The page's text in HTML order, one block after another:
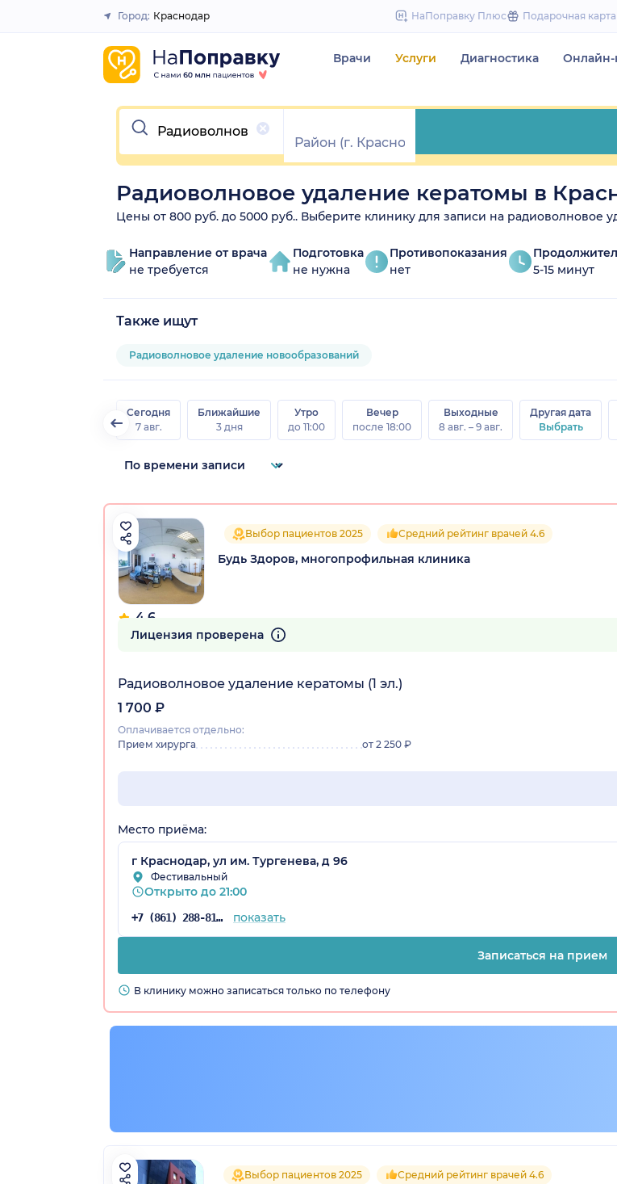
to
Закрыть
Город: Краснодар НаПоправку Плюс Подарочная карта
Врачи Услуги Диагностика Онлайн-
Очистить
Радиоволновое удаление кератомы в
Цены от 800 руб. до 5000 руб.. Выберите клинику для записи на радиоволновое
Направление от врача
не требуется
Подготовка
не нужна
Противопоказания
нет
5-15 минут
Также ищут
Радиоволновое удаление новообразований
Сегодня
7 авг.
Ближайшие
3 дня
Утро
до 11:00
Вечер
после 18:00
Выходные
8 авг. – 9 авг.
Другая дата
Выбрать
4.6
90 отзывов
Выбор пациентов 2025 Средний рейтинг врачей 4.6
Будь Здоров, многопрофильная клиника
Лицензия проверена
Радиоволновое удаление кератомы (1 эл.)
1 700 ₽
Оплачивается отдельно:
Прием хирурга
от 2 250 ₽
Место приёма:
г Краснодар, ул им. Тургенева, д 96
Фестивальный
Открыто до 21:00
+7 (861) 288-81-75 показать
Записаться на прием
В клинику можно записаться только по телефону
Выбор пациентов 2025 Средний рейтинг врачей 4.6